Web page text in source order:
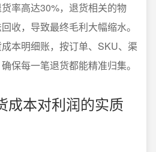
率高达30%，退货相关的物
收，导致最终毛利大幅缩水。
本明细账，按订单、SKU、渠
保每一笔退货都能精准归集。
成本对利润的实质